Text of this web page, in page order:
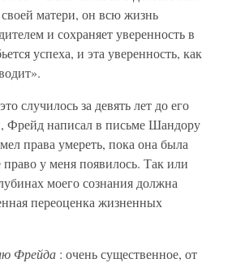
матери, он всю жизнь
и сохраняет уверенность в
успеха, и эта уверенность, как
случилось за девять лет до его
Фрейд написал в письме Шандору
права умереть, пока она была
право у меня появилось. Так или
моего сознания должна
переоценка жизненных
Фрейда : очень существенное, от